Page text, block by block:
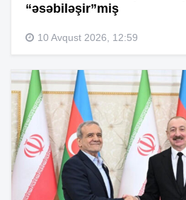
“əsəbiləşir”miş
10 Avqust 2026, 12:59